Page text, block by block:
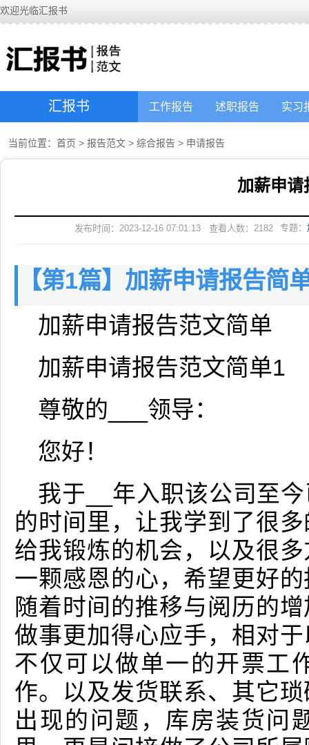
欢迎光临汇报书
汇报书 工作报告 述职报告 实习
当前位置： 首页 > 报告范文 > 综合报告 > 申请报告
加薪申请
发布时间：2023-12-16 07:01:13 查看人数： 2182 专题：
【第1篇】加薪申请报告简
加薪申请报告范文简单
加薪申请报告范文简单1
尊敬的___领导：
您好！
我于__年入职该公司至
的时间里，让我学到了很
给我锻炼的机会，以及很
一颗感恩的心，希望更好
随着时间的推移与阅历的
做事更加得心应手，相对
不仅可以做单一的开票工
作。以及发货联系、其它
出现的问题，库房装货问